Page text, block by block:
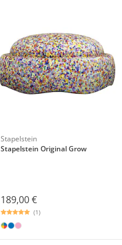
Stapelstein
Stapelstein Original Grow
189,00 €
(1)